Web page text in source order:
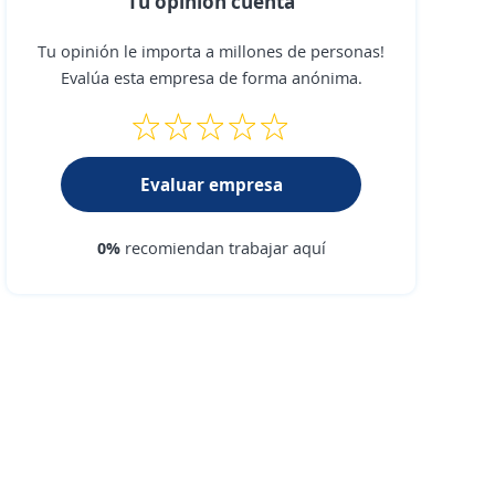
Tu opinión le importa a millones de personas!
Evalúa esta empresa de forma anónima.
Evaluar empresa
0%recomiendan trabajar aquí